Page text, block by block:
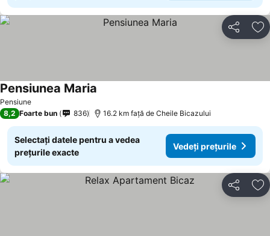
Distribuiți
Pensiune
Pensiunea Maria
8,2 Foarte bun 836 16.2 km faţă de Cheile Bicazului
Selectați datele pentru a vedea
prețurile exacte
Vedeți prețurile
Distribuiți